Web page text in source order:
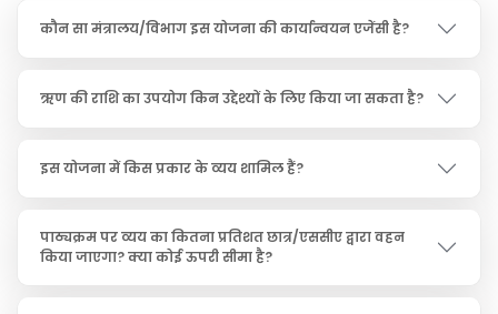
कौन सा मंत्रालय/विभाग इस योजना की कार्यान्वयन एजेंसी है?
ऋण की राशि का उपयोग किन उद्देश्यों के लिए किया जा सकता है?
इस योजना में किस प्रकार के व्यय शामिल हैं?
पाठ्यक्रम पर व्यय का कितना प्रतिशत छात्र/एससीए द्वारा वहन
किया जाएगा? क्या कोई ऊपरी सीमा है?